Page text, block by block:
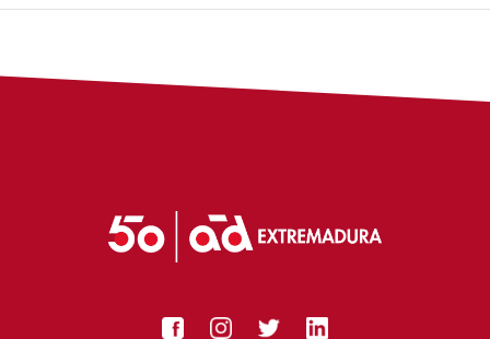
MINAS
NUESTROS
CLIENTES”